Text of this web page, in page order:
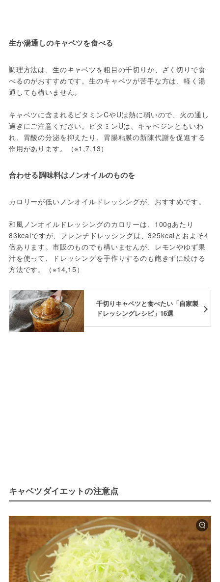
生か湯通しのキャベツを食べる
調理方法は、生のキャベツを粗目の千切りか、ざく切りで食
べるのがおすすめです。生のキャベツが苦手な方は、軽く湯
通しても構いません。
キャベツに含まれるビタミンCやUは熱に弱いので、火の通し
過ぎにご注意ください。ビタミンUは、キャベジンともいわ
れ、胃酸の分泌を抑えたり、胃腸粘膜の新陳代謝を促進する
作用があります。（※1,7,13）
合わせる調味料はノンオイルのものを
カロリーが低いノンオイルドレッシングが、おすすめです。
和風ノンオイルドレッシングのカロリーは、100gあたり
83kcalですが、フレンチドレッシングは、325kcalとおよそ4
倍あります。市販のものでも構いませんが、レモンやゆず果
汁を使って、ドレッシングを手作りするのも飽きずに続ける
方法です。（※14,15）
千切りキャベツと食べたい「自家製
ドレッシングレシピ」16選
キャベツダイエットの注意点